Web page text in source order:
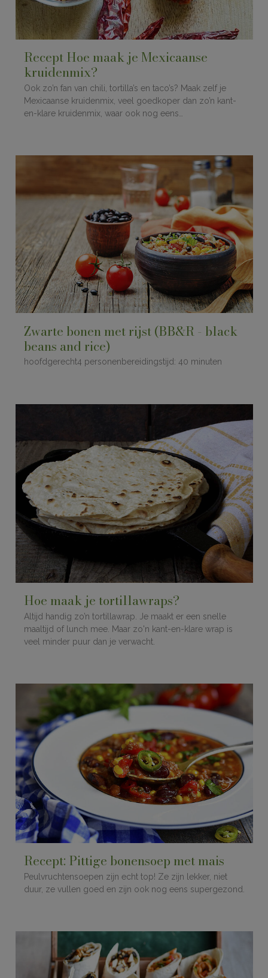
Recept Hoe maak je Mexicaanse
kruidenmix?
Ook zo’n fan van chili, tortilla’s en taco’s? Maak zelf je
Mexicaanse kruidenmix, veel goedkoper dan zo’n kant-
en-klare kruidenmix, waar ook nog eens…
Zwarte bonen met rijst (BB&R - black
beans and rice)
hoofdgerecht4 personenbereidingstijd: 40 minuten
Hoe maak je tortillawraps?
Altijd handig zo’n tortillawrap. Je maakt er een snelle
maaltijd of lunch mee. Maar zo'n kant-en-klare wrap is
veel minder puur dan je verwacht.
Recept: Pittige bonensoep met mais
Peulvruchtensoepen zijn echt top! Ze zijn lekker, niet
duur, ze vullen goed en zijn ook nog eens supergezond.